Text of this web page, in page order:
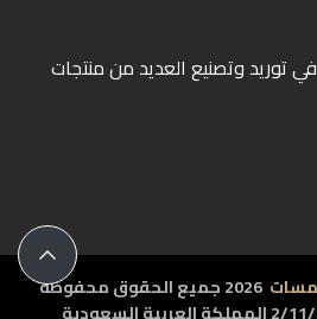
ﺗﻮرﻳﺪ وﺗﺼﻨﻴﻊ اﻟﻌﺪﻳﺪ ﻣﻦ ﻣﻨﺘﺠﺎت
2026 جميع الحقوق محفوظة